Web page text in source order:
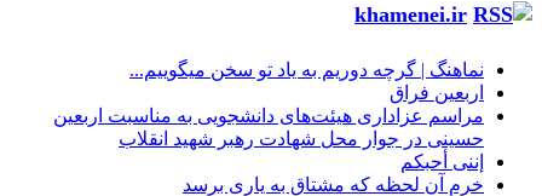
khamenei.ir
نماهنگ |‌ گرچه دوریم به یاد تو سخن میگوییم...
اربعین فراق
مراسم عزاداری هیئت‌های دانشجویی به مناسبت اربعین
حسینی در جوار محل شهادت رهبر شهید انقلاب
إننی أحبکم
خرم آن لحظه که مشتاق به یاری برسد